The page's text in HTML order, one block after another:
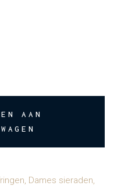
AAN
, Dames sieraden,